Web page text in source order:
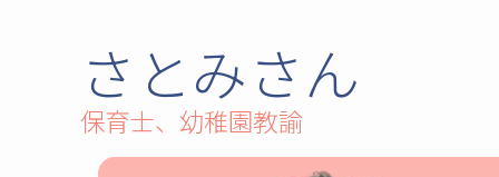
さとみさん
保育士、幼稚園教諭